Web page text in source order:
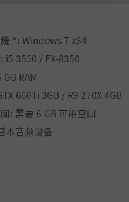
*: Windows 7 x64
i5 3550 / FX-8350
GB RAM
660Ti 3GB / R9 270X 4GB
: 需要 6 GB 可用空间
本音频设备